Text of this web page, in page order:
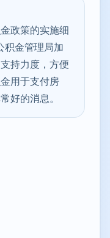
政策的实施细
积金管理局加
持力度，方便
用于支付房
好的消息。